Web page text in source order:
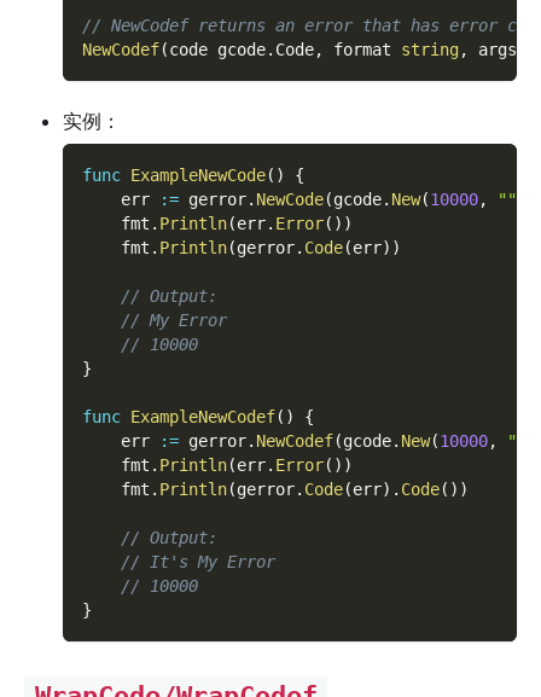
// NewCodef returns an error that has error
NewCodef(code gcode. Code, format string, args
实例：
func ExampleNewCode( )
{
    err
:= gerror. NewCode(gcode. New(10000, ""
    fmt
. Println(err. Error( ) )
    fmt
. Println(gerror. Code(err) )
// Output:
// My Error
// 10000
}
func ExampleNewCodef( )
{
    err
:= gerror. NewCodef(gcode. New(10000, ""
    fmt
. Println(err. Error( ) )
    fmt
. Println(gerror. Code(err) . Code( ) )
// Output:
// It's My Error
// 10000
}